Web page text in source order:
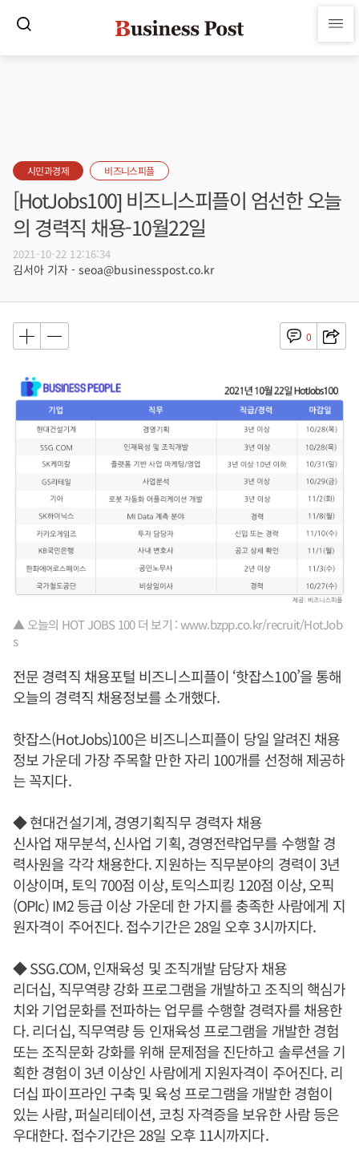
시민과경제 비즈니스피플
[HotJobs100] 비즈니스피플이 엄선한 오늘
의 경력직 채용-10월22일
2021-10-22 12:16:34
김서아 기자 - seoa@businesspost.co.kr
0
▲ 오늘의 HOT JOBS 100 더 보기 : www.bzpp.co.kr/recruit/HotJob
s
전문 경력직 채용포털 비즈니스피플이 ‘핫잡스100’을 통해
오늘의 경력직 채용정보를 소개했다.
핫잡스(HotJobs)100은 비즈니스피플이 당일 알려진 채용
정보 가운데 가장 주목할 만한 자리 100개를 선정해 제공하
는 꼭지다.
◆ 현대건설기계, 경영기획직무 경력자 채용
신사업 재무분석, 신사업 기획, 경영전략업무를 수행할 경
력사원을 각각 채용한다. 지원하는 직무분야의 경력이 3년
이상이며, 토익 700점 이상, 토익스피킹 120점 이상, 오픽
(OPIc) IM2 등급 이상 가운데 한 가지를 충족한 사람에게 지
원자격이 주어진다. 접수기간은 28일 오후 3시까지다.
◆ SSG.COM, 인재육성 및 조직개발 담당자 채용
리더십, 직무역량 강화 프로그램을 개발하고 조직의 핵심가
치와 기업문화를 전파하는 업무를 수행할 경력자를 채용한
다. 리더십, 직무역량 등 인재육성 프로그램을 개발한 경험
또는 조직문화 강화를 위해 문제점을 진단하고 솔루션을 기
획한 경험이 3년 이상인 사람에게 지원자격이 주어진다. 리
더십 파이프라인 구축 및 육성 프로그램을 개발한 경험이
있는 사람, 퍼실리테이션, 코칭 자격증을 보유한 사람 등은
우대한다. 접수기간은 28일 오후 11시까지다.